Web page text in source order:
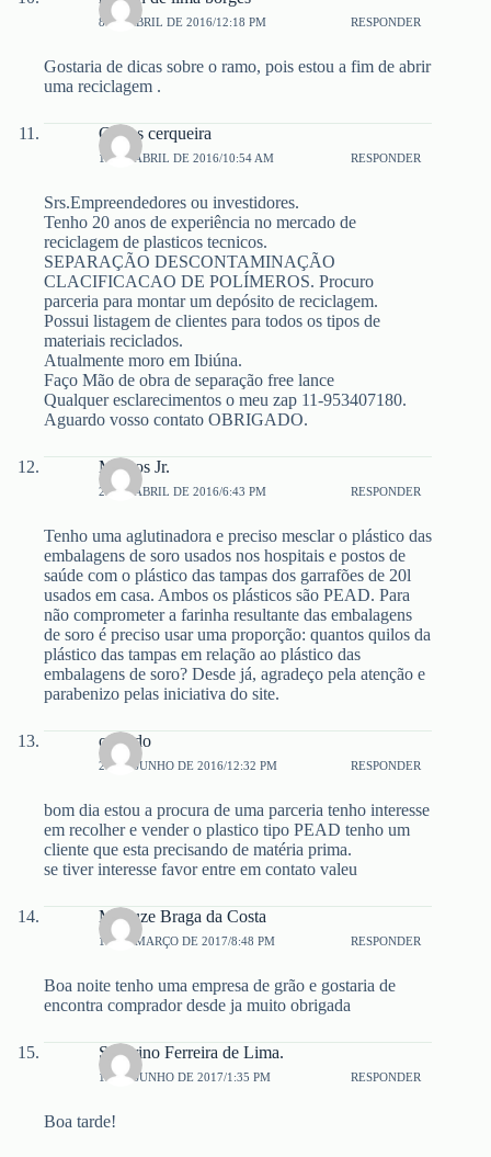
8 DE ABRIL DE 2016/12:18 PM RESPONDER
Gostaria de dicas sobre o ramo, pois estou a fim de abrir
uma reciclagem .
Carlos cerqueira
19 DE ABRIL DE 2016/10:54 AM RESPONDER
Srs.Empreendedores ou investidores.
Tenho 20 anos de experiência no mercado de
reciclagem de plasticos tecnicos.
SEPARAÇÃO DESCONTAMINAÇÃO
CLACIFICACAO DE POLÍMEROS. Procuro
parceria para montar um depósito de reciclagem.
Possui listagem de clientes para todos os tipos de
materiais reciclados.
Atualmente moro em Ibiúna.
Faço Mão de obra de separação free lance
Qualquer esclarecimentos o meu zap 11-953407180.
Aguardo vosso contato OBRIGADO.
Marcos Jr.
23 DE ABRIL DE 2016/6:43 PM RESPONDER
Tenho uma aglutinadora e preciso mesclar o plástico das
embalagens de soro usados nos hospitais e postos de
saúde com o plástico das tampas dos garrafões de 20l
usados em casa. Ambos os plásticos são PEAD. Para
não comprometer a farinha resultante das embalagens
de soro é preciso usar uma proporção: quantos quilos da
plástico das tampas em relação ao plástico das
embalagens de soro? Desde já, agradeço pela atenção e
parabenizo pelas iniciativa do site.
orlando
27 DE JUNHO DE 2016/12:32 PM RESPONDER
bom dia estou a procura de uma parceria tenho interesse
em recolher e vender o plastico tipo PEAD tenho um
cliente que esta precisando de matéria prima.
se tiver interesse favor entre em contato valeu
Marluze Braga da Costa
15 DE MARÇO DE 2017/8:48 PM RESPONDER
Boa noite tenho uma empresa de grão e gostaria de
encontra comprador desde ja muito obrigada
Severino Ferreira de Lima.
12 DE JUNHO DE 2017/1:35 PM RESPONDER
Boa tarde!